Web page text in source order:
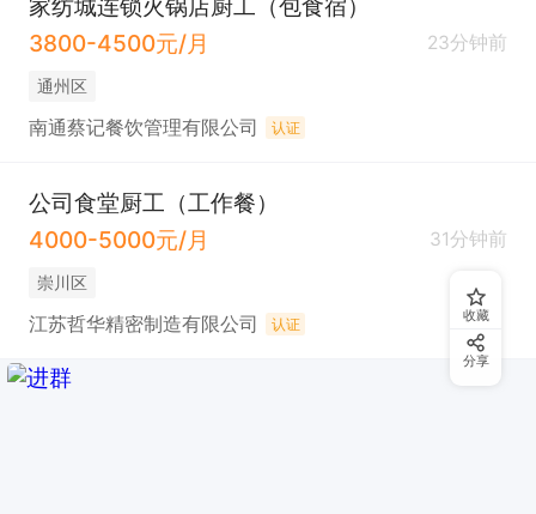
家纺城连锁火锅店厨工（包食宿）
3800-4500元/月
23分钟前
通州区
南通蔡记餐饮管理有限公司 认证
公司食堂厨工（工作餐）
4000-5000元/月
31分钟前
崇川区
江苏哲华精密制造有限公司 认证 收藏
分享